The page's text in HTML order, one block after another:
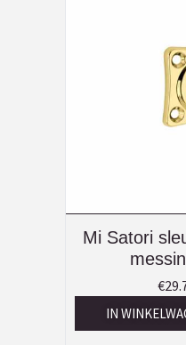
Mi Satori
€
IN